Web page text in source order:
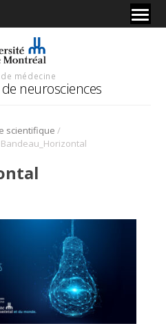
médecine
neurosciences
scientifique /
Bandeau_Horizontal